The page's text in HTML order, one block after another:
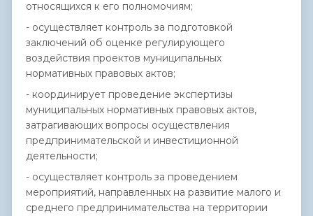
относящихся к его полномочиям;
- осуществляет контроль за подготовкой
заключений об оценке регулирующего
воздействия проектов муниципальных
нормативных правовых актов;
- координирует проведение экспертизы
муниципальных нормативных правовых актов,
затрагивающих вопросы осуществления
предпринимательской и инвестиционной
деятельности;
- осуществляет контроль за проведением
мероприятий, направленных на развитие малого и
среднего предпринимательства на территории